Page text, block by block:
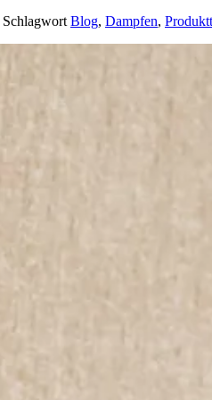
Schlagwort Blog, Dampfen,